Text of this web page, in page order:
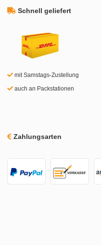
Schnell geliefert
mit Samstags-Zustellung
auch an Packstationen
Zahlungsarten